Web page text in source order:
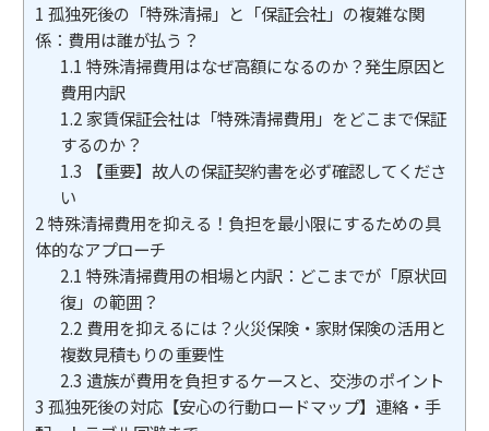
1 孤独死後の「特殊清掃」と「保証会社」の複雑な関
係：費用は誰が払う？
1.1 特殊清掃費用はなぜ高額になるのか？発生原因と
費用内訳
1.2 家賃保証会社は「特殊清掃費用」をどこまで保証
するのか？
1.3 【重要】故人の保証契約書を必ず確認してくださ
い
2特殊清掃費用を抑える！負担を最小限にするための具
体的なアプローチ
2.1 特殊清掃費用の相場と内訳：どこまでが「原状回
復」の範囲？
2.2 費用を抑えるには？火災保険・家財保険の活用と
複数見積もりの重要性
2.3 遺族が費用を負担するケースと、交渉のポイント
3 孤独死後の対応【安心の行動ロードマップ】連絡・手